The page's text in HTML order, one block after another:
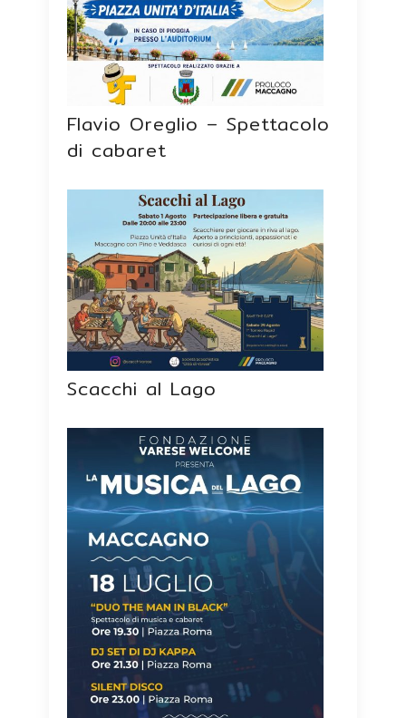
Flavio Oreglio – Spettacolo
di cabaret
Scacchi al Lago